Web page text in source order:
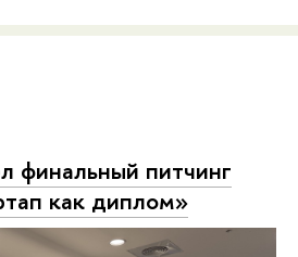
питчинг
как диплом»